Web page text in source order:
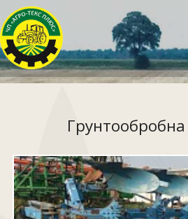
Грунтообробна